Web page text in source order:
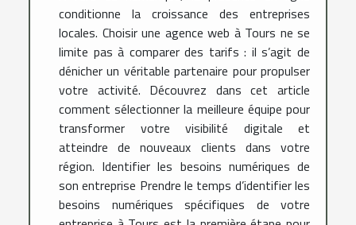
conditionne la croissance des entreprises
locales. Choisir une agence web à Tours ne se
limite pas à comparer des tarifs : il s’agit de
dénicher un véritable partenaire pour propulser
votre activité. Découvrez dans cet article
comment sélectionner la meilleure équipe pour
transformer votre visibilité digitale et
atteindre de nouveaux clients dans votre
région. Identifier les besoins numériques de
son entreprise Prendre le temps d’identifier les
besoins numériques spécifiques de votre